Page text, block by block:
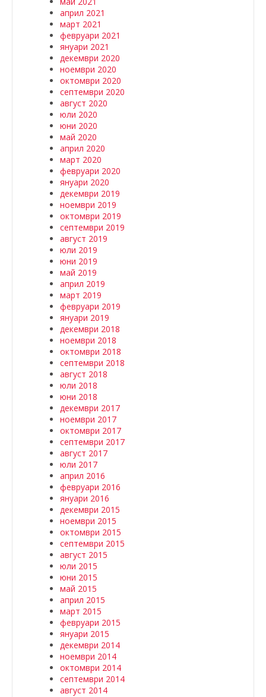
април 2021
март 2021
февруари 2021
януари 2021
декември 2020
ноември 2020
октомври 2020
септември 2020
август 2020
юли 2020
юни 2020
май 2020
април 2020
март 2020
февруари 2020
януари 2020
декември 2019
ноември 2019
октомври 2019
септември 2019
август 2019
юли 2019
юни 2019
май 2019
април 2019
март 2019
февруари 2019
януари 2019
декември 2018
ноември 2018
октомври 2018
септември 2018
август 2018
юли 2018
юни 2018
декември 2017
ноември 2017
октомври 2017
септември 2017
август 2017
юли 2017
април 2016
февруари 2016
януари 2016
декември 2015
ноември 2015
октомври 2015
септември 2015
август 2015
юли 2015
юни 2015
май 2015
април 2015
март 2015
февруари 2015
януари 2015
декември 2014
ноември 2014
октомври 2014
септември 2014
август 2014